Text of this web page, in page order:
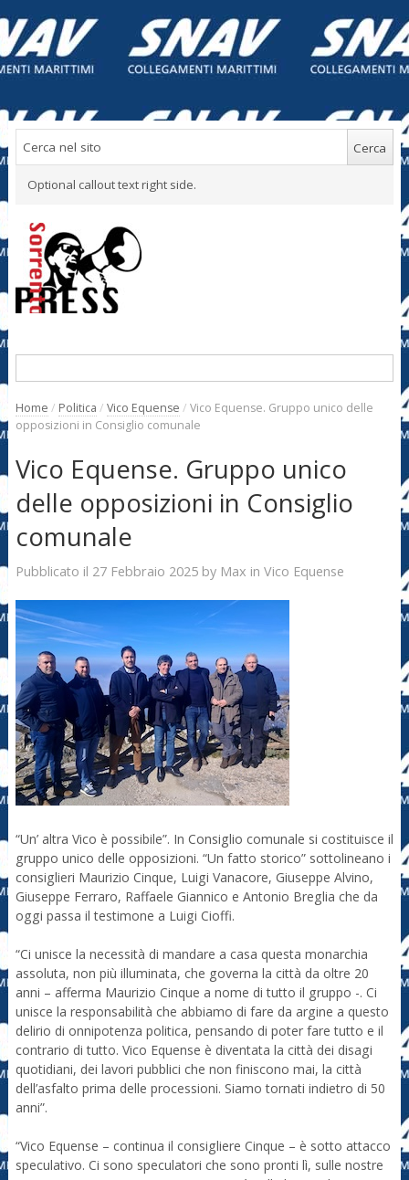
Optional callout text right side.
Home / Politica / Vico Equense / Vico Equense. Gruppo unico delle
opposizioni in Consiglio comunale
Vico Equense. Gruppo unico
delle opposizioni in Consiglio
comunale
Pubblicato il 27 Febbraio 2025by Max in Vico Equense
“Un’ altra Vico è possibile”. In Consiglio comunale si costituisce il
gruppo unico delle opposizioni. “Un fatto storico” sottolineano i
consiglieri Maurizio Cinque, Luigi Vanacore, Giuseppe Alvino,
Giuseppe Ferraro, Raffaele Giannico e Antonio Breglia che da
oggi passa il testimone a Luigi Cioffi.
“Ci unisce la necessità di mandare a casa questa monarchia
assoluta, non più illuminata, che governa la città da oltre 20
anni – afferma Maurizio Cinque a nome di tutto il gruppo -. Ci
unisce la responsabilità che abbiamo di fare da argine a questo
delirio di onnipotenza politica, pensando di poter fare tutto e il
contrario di tutto. Vico Equense è diventata la città dei disagi
quotidiani, dei lavori pubblici che non finiscono mai, la città
dell’asfalto prima delle processioni. Siamo tornati indietro di 50
anni”.
“Vico Equense – continua il consigliere Cinque – è sotto attacco
speculativo. Ci sono speculatori che sono pronti lì, sulle nostre